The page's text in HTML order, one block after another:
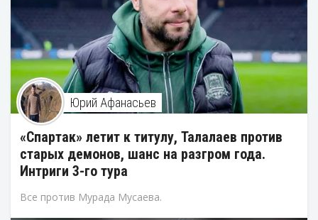
Юрий Афанасьев
«Спартак» летит к титулу, Талалаев против
старых демонов, шанс на разгром года.
Интриги 3-го тура
Все против Мурада Мусаева.